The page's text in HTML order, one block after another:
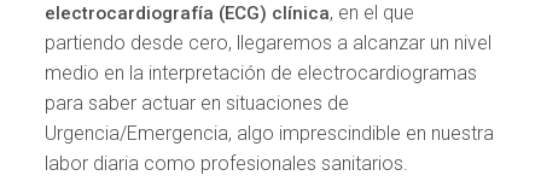
electrocardiografía (ECG) clínica, en el que
partiendo desde cero, llegaremos a alcanzar un nivel
medio en la interpretación de electrocardiogramas
para saber actuar en situaciones de
Urgencia/Emergencia, algo imprescindible en nuestra
labor diaria como profesionales sanitarios.